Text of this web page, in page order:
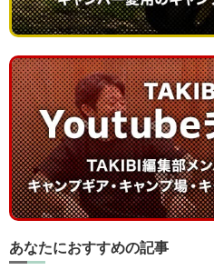
あなたにおすすめの記事